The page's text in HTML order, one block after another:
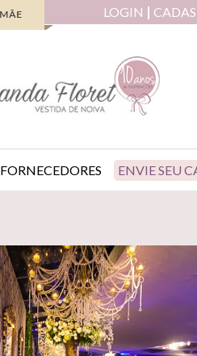
LOGIN
FORNECEDORES ENVIE SEU